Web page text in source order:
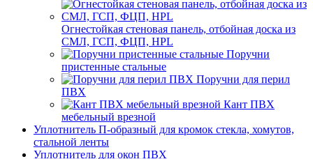
Огнестойкая стеновая панель, отбойная доска из
СМЛ, ГСП, ФЦП, HPL
Поручни
пристенные стальные
Поручни для перил
ПВХ
Кант ПВХ
мебельный врезной
Уплотнитель П-образный для кромок стекла, хомутов,
стальной ленты
Уплотнитель для окон ПВХ